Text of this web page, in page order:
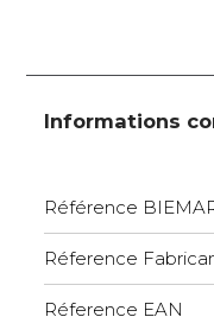
Informations
Référence
Réference
Réference EAN